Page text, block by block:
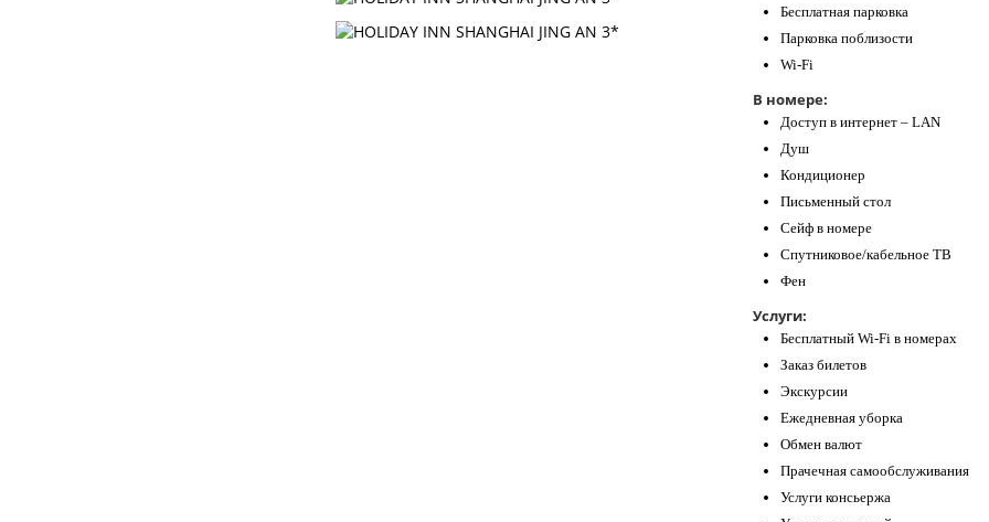
Бесплатная парковка
Парковка поблизости
Wi-Fi
В номере:
Доступ в интернет – LAN
Душ
Кондиционер
Письменный стол
Сейф в номере
Спутниковое/кабельное ТВ
Фен
Услуги:
Бесплатный Wi-Fi в номерах
Заказ билетов
Экскурсии
Ежедневная уборка
Обмен валют
Прачечная самообслуживания
Услуги консьержа